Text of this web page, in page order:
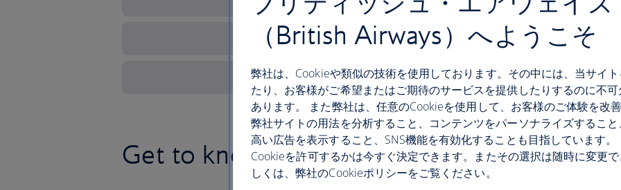
Get to know the French Riviera
（British Airways）へようこそ
弊社は、Cookieや類似の技術を使用しております。その中には、当サイ
たり、お客様がご希望またはご期待のサービスを提供したりするのに不可
あります。 また弊社は、任意のCookieを使用して、お客様のご体験を改善
弊社サイトの用法を分析すること、コンテンツをパーソナライズするこ
高い広告を表示すること、SNS機能を有効化することも目指しています。
Cookieを許可するかは今すぐ決定できます。またその選択は随時に変更
しくは、弊社のCookieポリシーをご覧ください。